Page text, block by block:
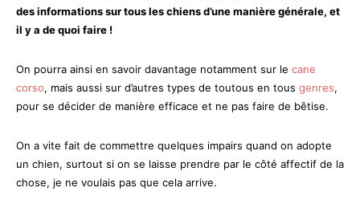
des informations sur tous les chiens d’une manière générale, et
il y a de quoi faire !
On pourra ainsi en savoir davantage notamment sur le cane
corso, mais aussi sur d’autres types de toutous en tous genres,
pour se décider de manière efficace et ne pas faire de bêtise.
On a vite fait de commettre quelques impairs quand on adopte
un chien, surtout si on se laisse prendre par le côté affectif de la
chose, je ne voulais pas que cela arrive.